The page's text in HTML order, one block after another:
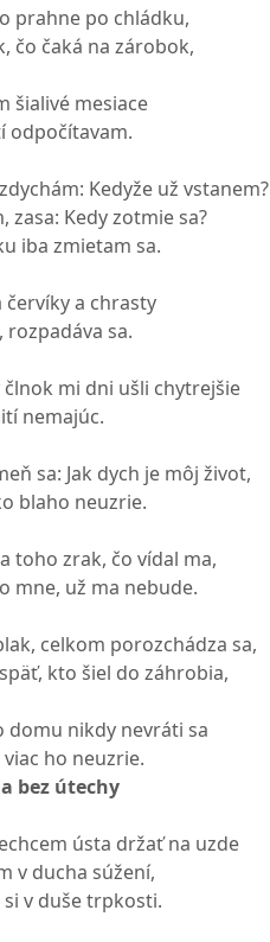
prahne po chládku,
čo čaká na zárobok,
šialivé mesiace
odpočítavam.
Kedyže už vstanem?
zasa: Kedy zotmie sa?
iba zmietam sa.
červíky a chrasty
rozpadáva sa.
člnok mi dni ušli chytrejšie
nemajúc.
sa: Jak dych je môj život,
blaho neuzrie.
toho zrak, čo vídal ma,
mne, už ma nebude.
celkom porozchádza sa,
kto šiel do záhrobia,
domu nikdy nevráti sa
ho neuzrie.
bez útechy
ústa držať na uzde
v ducha súžení,
v duše trpkosti.